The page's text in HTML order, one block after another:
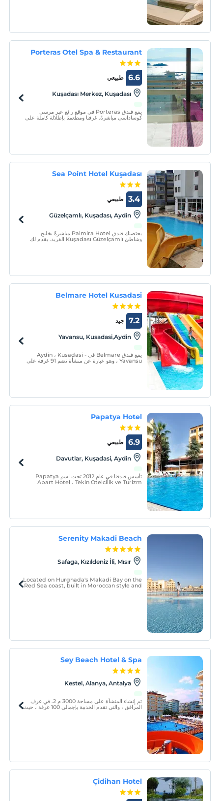
Porteras Otel Spa & Restaurant
طبيعي 6.6
Kuşadası Merkez, Kuşadası
يقع فندق Porteras في موقع رائع عبر مرسى
كوساداسي مباشرةً. غرفنا ومطعمنا بإطلالة كاملة على
Sea Point Hotel Kuşadası
طبيعي 3.4
Güzelçamlı, Kuşadası, Aydin
يحتضنك فندق Palmira Hotel مباشرةً بخليج
وشاطئ Kuşadası Güzelçamlı الفريد. يقدم لك
Belmare Hotel Kusadasi
جيد 7.2
Yavansu, Kusadasi,Aydin
يقع فندق Belmare في Aydin ، Kusadasi -
Yavansu ، وهو عبارة عن منشأة تضم 91 غرفة على
Papatya Hotel
طبيعي 6.9
Davutlar, Kuşadasi, Aydin
تأسس فندقنا في عام 2012 تحت اسم Papatya
Apart Hotel ، Tekin Otelcilik ve Turizm
Serenity Makadi Beach
Safaga, Kızıldeniz İli, Mısır
Located on Hurghada's Makadi Bay on the
Red Sea coast, built in Moroccan style and
Sey Beach Hotel & Spa
Kestel, Alanya, Antalya
تم إنشاء المنشأة على مساحة 3000 م 2. في غرف
المرافق ، والتي تقدم الخدمة بإجمالي 100 غرفة ، حيث
Çidihan Hotel